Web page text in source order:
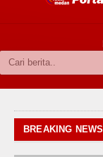
BREAKING NEWS